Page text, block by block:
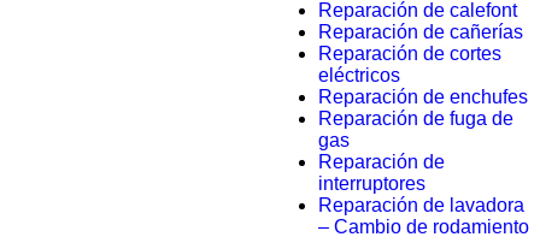
Reparación de calefont
Reparación de cañerías
Reparación de cortes
eléctricos
Reparación de enchufes
Reparación de fuga de
gas
Reparación de
interruptores
Reparación de lavadora
– Cambio de rodamiento